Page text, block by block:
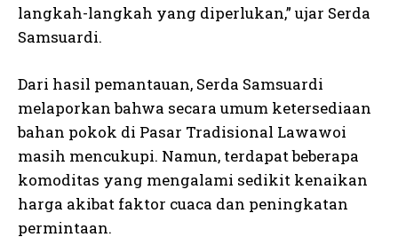
langkah-langkah yang diperlukan,” ujar Serda
Samsuardi.
Dari hasil pemantauan, Serda Samsuardi
melaporkan bahwa secara umum ketersediaan
bahan pokok di Pasar Tradisional Lawawoi
masih mencukupi. Namun, terdapat beberapa
komoditas yang mengalami sedikit kenaikan
harga akibat faktor cuaca dan peningkatan
permintaan.